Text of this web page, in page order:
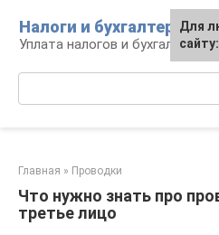
контенту
Налоги и бухгалтерия
Уплата налогов и
Главная » Проводки
Что нужно знать про
третье лицо
Для